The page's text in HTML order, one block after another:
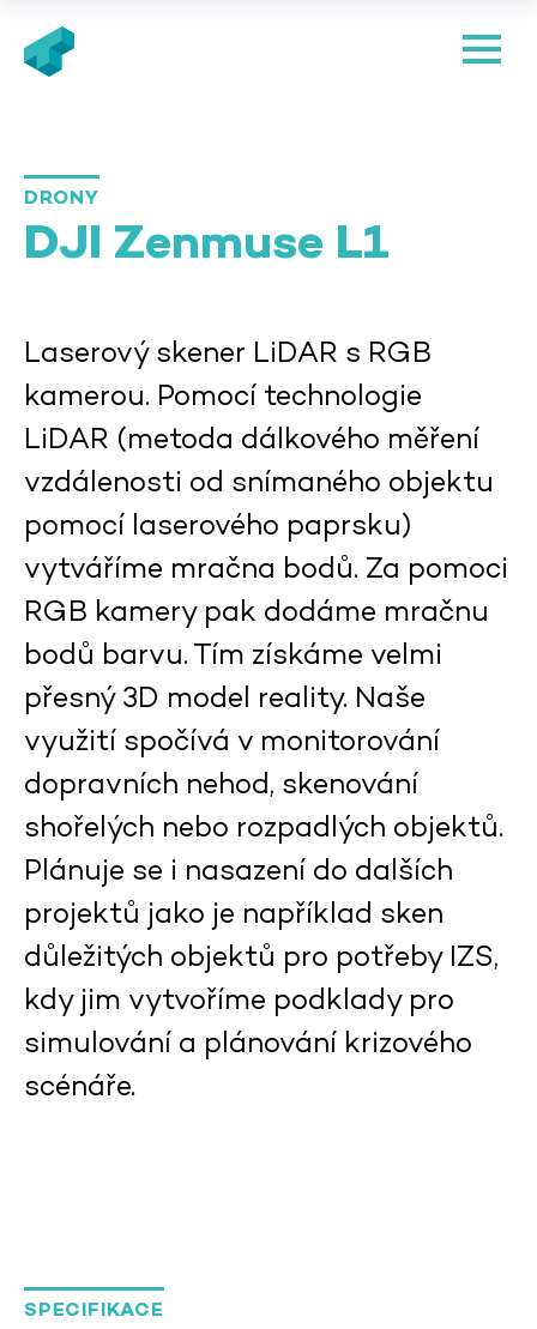
DRONY
DJI Zenmuse L1
Laserový skener LiDAR s RGB
kamerou. Pomocí technologie
LiDAR (metoda dálkového měření
vzdálenosti od snímaného objektu
pomocí laserového paprsku)
vytváříme mračna bodů. Za pomoci
RGB kamery pak dodáme mračnu
bodů barvu. Tím získáme velmi
přesný 3D model reality. Naše
využití spočívá v monitorování
dopravních nehod, skenování
shořelých nebo rozpadlých objektů.
Plánuje se i nasazení do dalších
projektů jako je například sken
důležitých objektů pro potřeby IZS,
kdy jim vytvoříme podklady pro
simulování a plánování krizového
scénáře.
SPECIFIKACE